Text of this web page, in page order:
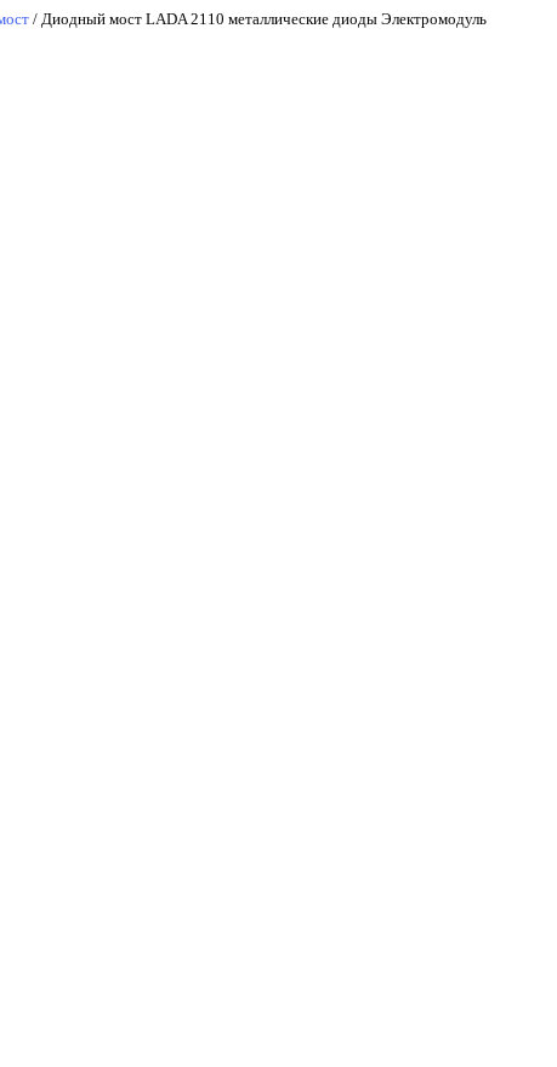
/ Диодный мост LADA 2110 металлические диоды Электромодуль